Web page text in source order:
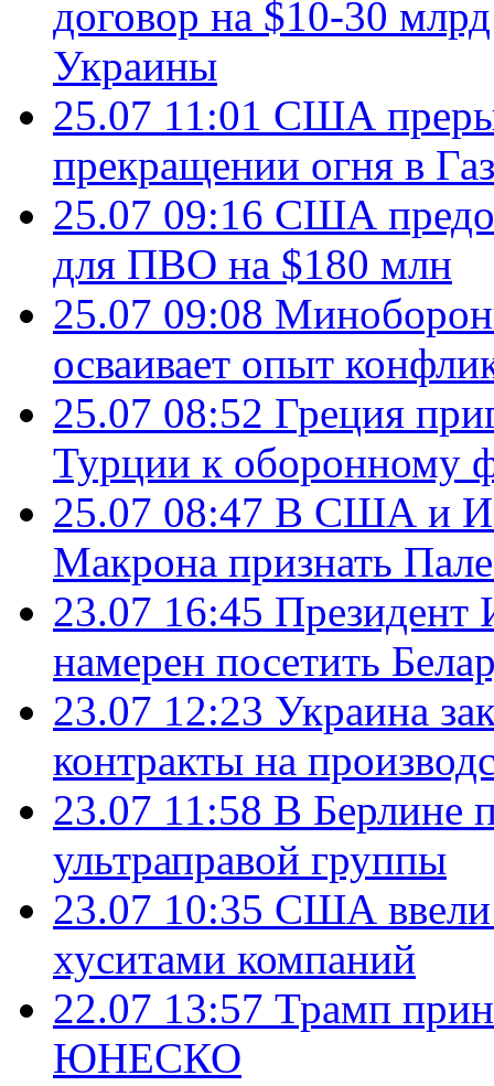
договор на $10-30
Украины
25.07 11:01 США
прекращении огня в
25.07 09:16 США
для ПВО на $180 млн
25.07 09:08
осваивает опыт
25.07 08:52 Греция
Турции к оборонному
25.07 08:47 В США и
Макрона признать
23.07 16:45 Президент
намерен посетить
23.07 12:23 Украина
контракты на
23.07 11:58 В Берлине
ультраправой группы
23.07 10:35 США ввели
хуситами компаний
22.07 13:57 Трамп
ЮНЕСКО